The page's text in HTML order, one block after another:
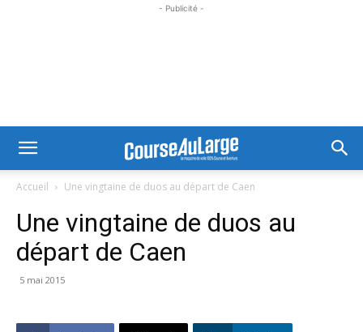
- Publicité -
Accueil Une vingtaine de duos au départ de Caen
Une vingtaine de duos au
départ de Caen
5 mai 2015